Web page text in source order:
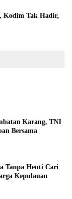
Kodim Tak Hadir,
Karang, TNI
Bersama
Tanpa Henti Cari
Kepulauan